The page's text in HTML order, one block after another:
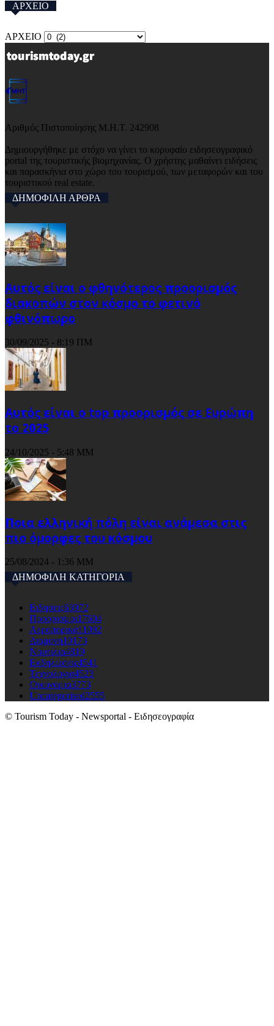
ΑΡΧΕΙΟ
ΑΡΧΕΙΟ
Αριθμός Πιστοποίησης Μ.Η.Τ. 242908
Δημιουργήθηκε με στόχο να γίνει το κορυφαίο ειδησεογραφικό
portal της τουριστικής βιομηχανίας. Ο χρήστης μαθαίνει ειδήσεις
και παρασκήνια στο χώρο του τουρισμού, των μεταφορών και του
τουριστικού real estate.
ΔΗΜΟΦΙΛΗ ΑΡΘΡΑ
Αυτός είναι ο φθηνότερος προορισμός
διακοπών στον κόσμο το φετινό
φθινόπωρο
30/09/2025 - 8:19 ΠΜ
Αυτός είναι ο top προορισμός σε Ευρώπη
το 2025
24/10/2025 - 5:48 ΜΜ
Ποια ελληνική πόλη είναι ανάμεσα στις
πιο όμορφες του κόσμου
25/08/2024 - 1:36 ΜΜ
ΔΗΜΟΦΙΛΗ ΚΑΤΗΓΟΡΙΑ
Ειδησεις63972
Προορισμοι17604
Αεροπορικά11092
Διαμονη10173
Ναυτιλια4819
Εκδηλώσεις4541
Τεχνολογια4523
Οικονομια3773
Uncategorised2555
© Tourism Today - Newsportal - Ειδησεογραφία